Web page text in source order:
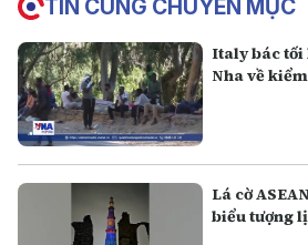
TIN CÙNG CHUYÊN MỤC
Italy bác tối
Nha về
Lá cờ
biểu tượng